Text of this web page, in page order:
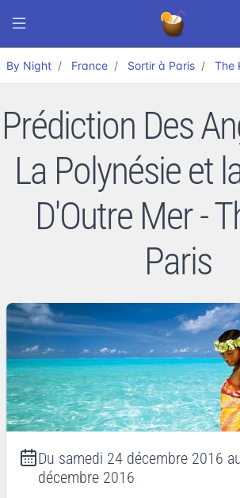
By Night France Sortir à Paris The
Prédiction Des
La Polynésie et
D'Outre Mer -
Paris
Du samedi 24 décembre 2016
décembre 2016